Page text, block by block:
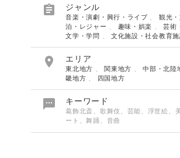
 ジャンル
音楽・演劇・興行・ライブ
観光
泊・レジャー
趣味・娯楽 、芸術
文学・学問
文化施設・社会教育
 エリア
東北地方 、関東地方 、中部・北陸
畿地方
四国地方
 キーワード
葛飾北斎、歌舞伎、芸能、浮世絵、
ート、舞踊、音曲